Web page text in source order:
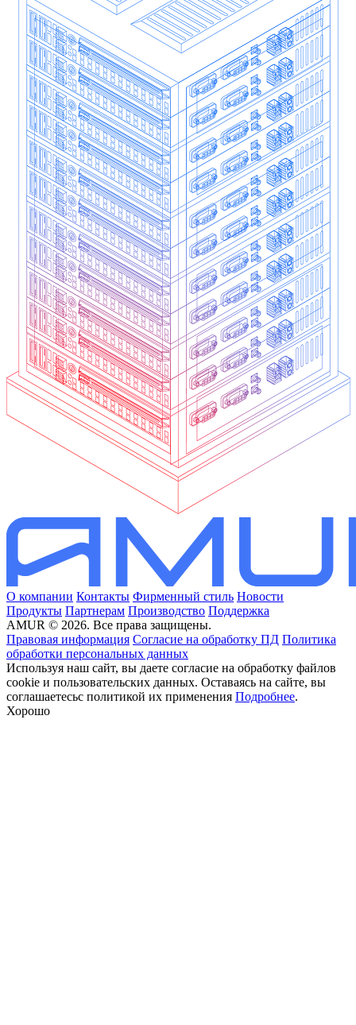
О компании Контакты Фирменный стиль Новости
Продукты Партнерам Производство Поддержка
AMUR © 2026. Все права защищены.
Правовая информация Согласие на обработку ПД Политика
обработки персональных данных
Используя наш сайт, вы даете согласие на обработку файлов
cookie и пользовательских данных. Оставаясь на сайте, вы
соглашаетесьс политикой их применения Подробнее.
Хорошо